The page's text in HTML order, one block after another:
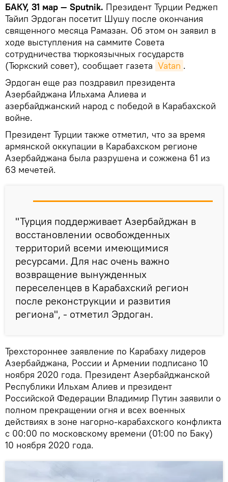
БАКУ, 31 мар — Sputnik. Президент Турции Реджеп
Тайип Эрдоган посетит Шушу после окончания
священного месяца Рамазан. Об этом он заявил в
ходе выступления на саммите Совета
сотрудничества тюркоязычных государств
(Тюркский совет), сообщает газета Vatan .
Эрдоган еще раз поздравил президента
Азербайджана Ильхама Алиева и
азербайджанский народ с победой в Карабахской
войне.
Президент Турции также отметил, что за время
армянской оккупации в Карабахском регионе
Азербайджана была разрушена и сожжена 61 из
63 мечетей.
"Турция поддерживает Азербайджан в
восстановлении освобожденных
территорий всеми имеющимися
ресурсами. Для нас очень важно
возвращение вынужденных
переселенцев в Карабахский регион
после реконструкции и развития
региона", - отметил Эрдоган.
Трехстороннее заявление по Карабаху лидеров
Азербайджана, России и Армении подписано 10
ноября 2020 года. Президент Азербайджанской
Республики Ильхам Алиев и президент
Российской Федерации Владимир Путин заявили о
полном прекращении огня и всех военных
действиях в зоне нагорно-карабахского конфликта
с 00:00 по московскому времени (01:00 по Баку)
10 ноября 2020 года.